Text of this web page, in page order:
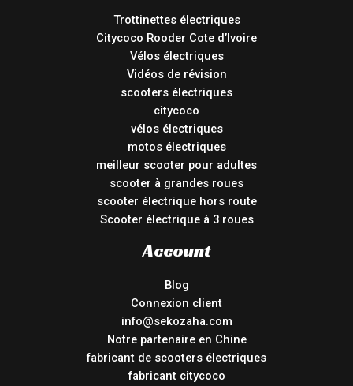
Trottinettes électriques
Citycoco Rooder Cote d’Ivoire
Vélos électriques
Vidéos de révision
scooters électriques
citycoco
vélos électriques
motos électriques
meilleur scooter pour adultes
scooter à grandes roues
scooter électrique hors route
Scooter électrique à 3 roues
Account
Blog
Connexion client
info@sekozaha.com
Notre partenaire en Chine
fabricant de scooters électriques
fabricant citycoco